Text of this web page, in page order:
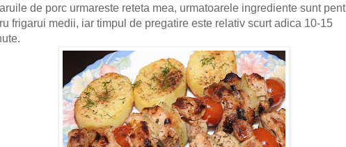
de porc urmareste reteta mea, urmatoarele ingrediente sunt
frigarui medii, iar timpul de pregatire este relativ scurt adica 10-15